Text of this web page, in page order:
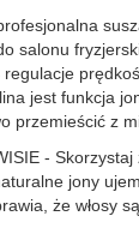
salonu
jest funkcja
przemieścić z
-
jony
że ​​włosy